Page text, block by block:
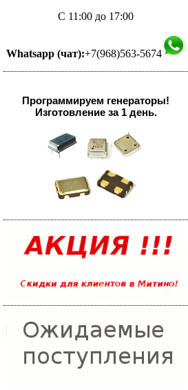
С 11:00 до 17:00
Whatsapp (чат):+7(968)563-5674
Программируем генераторы!
Изготовление за 1 день.